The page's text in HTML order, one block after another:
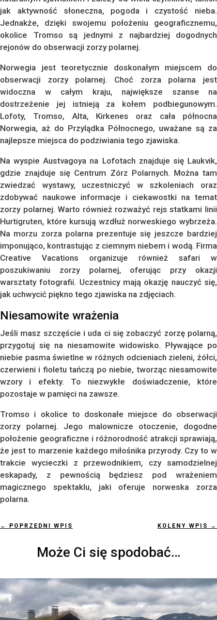
jak aktywność słoneczna, pogoda i czystość nieba.
Jednakże, dzięki swojemu położeniu geograficznemu,
okolice Tromso są jednymi z najbardziej dogodnych
rejonów do obserwacji zorzy polarnej.
Norwegia jest teoretycznie doskonałym miejscem do
obserwacji zorzy polarnej. Choć zorza polarna jest
widoczna w całym kraju, największe szanse na
dostrzeżenie jej istnieją za kołem podbiegunowym.
Lofoty, Tromso, Alta, Kirkenes oraz cała północna
Norwegia, aż do Przylądka Północnego, uważane są za
najlepsze miejsca do podziwiania tego zjawiska.
Na wyspie Austvagoya na Lofotach znajduje się Laukvik,
gdzie znajduje się Centrum Zórz Polarnych. Można tam
zwiedzać wystawy, uczestniczyć w szkoleniach oraz
zdobywać naukowe informacje i ciekawostki na temat
zorzy polarnej. Warto również rozważyć rejs statkami linii
Hurtigruten, które kursują wzdłuż norweskiego wybrzeża.
Na morzu zorza polarna prezentuje się jeszcze bardziej
imponująco, kontrastując z ciemnym niebem i wodą. Firma
Creative Vacations organizuje również safari w
poszukiwaniu zorzy polarnej, oferując przy okazji
warsztaty fotografii. Uczestnicy mają okazję nauczyć się,
jak uchwycić piękno tego zjawiska na zdjęciach.
Niesamowite wrażenia
Jeśli masz szczęście i uda ci się zobaczyć zorzę polarną,
przygotuj się na niesamowite widowisko. Pływające po
niebie pasma świetlne w różnych odcieniach zieleni, żółci,
czerwieni i fioletu tańczą po niebie, tworząc niesamowite
wzory i efekty. To niezwykłe doświadczenie, które
pozostaje w pamięci na zawsze.
Tromso i okolice to doskonałe miejsce do obserwacji
zorzy polarnej. Jego malownicze otoczenie, dogodne
położenie geograficzne i różnorodność atrakcji sprawiają,
że jest to marzenie każdego miłośnika przyrody. Czy to w
trakcie wycieczki z przewodnikiem, czy samodzielnej
eskapady, z pewnością będziesz pod wrażeniem
magicznego spektaklu, jaki oferuje norweska zorza
polarna.
← POPRZEDNI WPIS KOLENY WPIS →
Może Ci się spodobać…